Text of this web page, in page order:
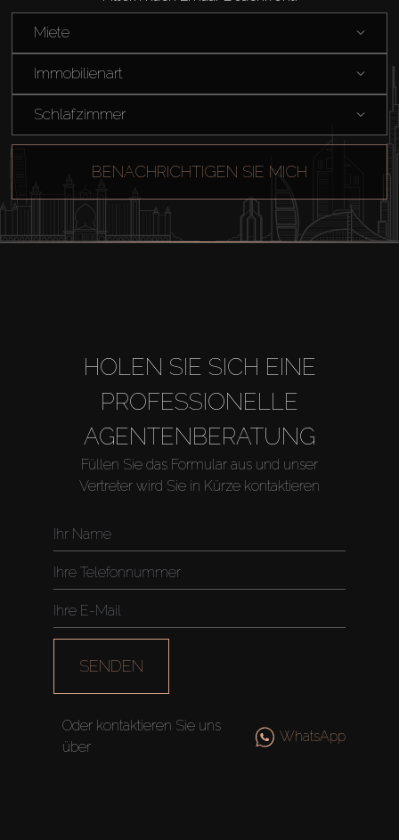
Miete
Verkaufen
Off-Plan
Agenten
Miete
Immobilienart
Schlafzimmer
BENACHRICHTIGEN SIE MICH
HOLEN SIE SICH EINE
PROFESSIONELLE
AGENTENBERATUNG
Füllen Sie das Formular aus und unser
Vertreter wird Sie in Kürze kontaktieren
SENDEN
Oder kontaktieren Sie uns
über
WhatsApp